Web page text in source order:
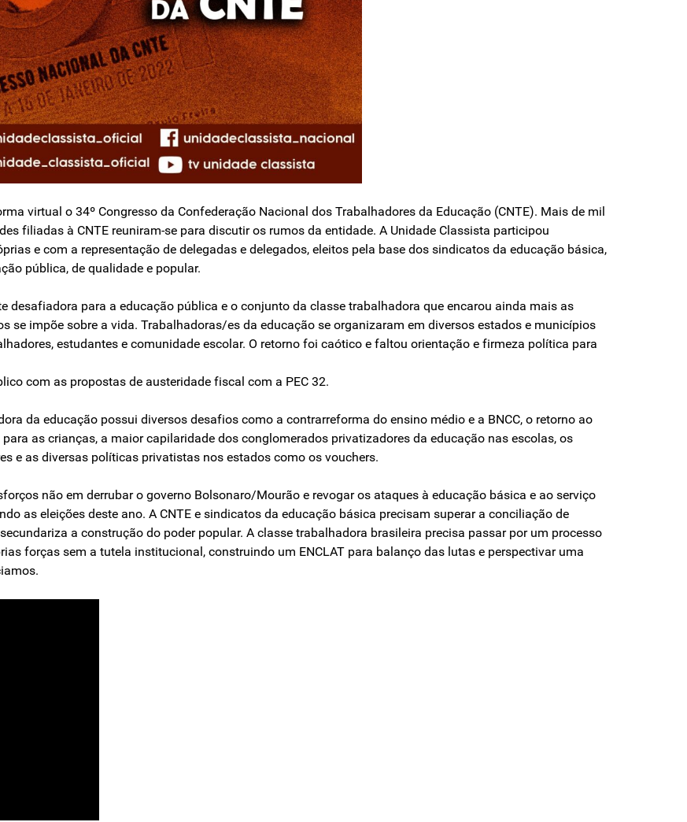
virtual o 34º Congresso da Confederação Nacional dos Trabalhadores da Educação (CNTE). Mais de mil
filiadas à CNTE reuniram-se para discutir os rumos da entidade. A Unidade Classista participou
e com a representação de delegadas e delegados, eleitos pela base dos sindicatos da educação básica,
pública, de qualidade e popular.
desafiadora para a educação pública e o conjunto da classe trabalhadora que encarou ainda mais as
se impõe sobre a vida. Trabalhadoras/es da educação se organizaram em diversos estados e municípios
estudantes e comunidade escolar. O retorno foi caótico e faltou orientação e firmeza política para
com as propostas de austeridade fiscal com a PEC 32.
da educação possui diversos desafios como a contrarreforma do ensino médio e a BNCC, o retorno ao
as crianças, a maior capilaridade dos conglomerados privatizadores da educação nas escolas, os
e as diversas políticas privatistas nos estados como os vouchers.
não em derrubar o governo Bolsonaro/Mourão e revogar os ataques à educação básica e ao serviço
as eleições deste ano. A CNTE e sindicatos da educação básica precisam superar a conciliação de
a construção do poder popular. A classe trabalhadora brasileira precisa passar por um processo
forças sem a tutela institucional, construindo um ENCLAT para balanço das lutas e perspectivar uma